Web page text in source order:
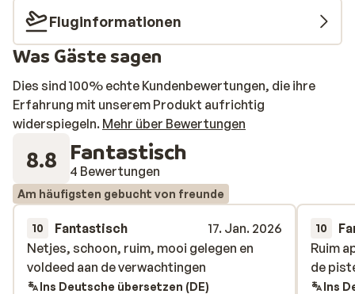
Fluginformationen
Was Gäste sagen
Dies sind 100% echte Kundenbewertungen, die ihre
Erfahrung mit unserem Produkt aufrichtig
widerspiegeln. Mehr über Bewertungen
8.8 Fantastisch
4 Bewertungen
Am häufigsten gebucht von freunde
10 Fantastisch
17. Jan. 2026
Netjes, schoon, ruim, mooi gelegen en
voldeed aan de verwachtingen
Netjes, schoon, ruim, mooi gelegen en
voldeed aan de verwachtingen
Ins Deutsche übersetzen (DE)
10
Ruim
de
Ruim
de
Ins